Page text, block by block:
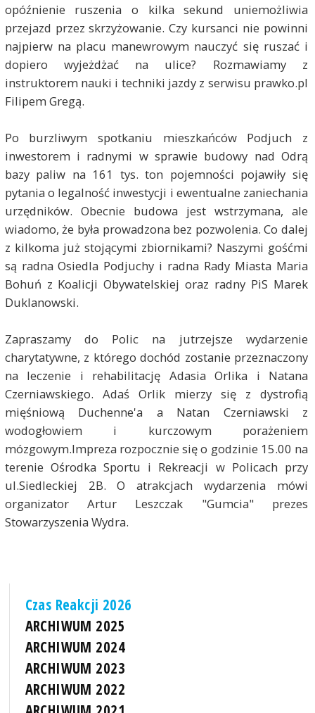
opóźnienie ruszenia o kilka sekund uniemożliwia
przejazd przez skrzyżowanie. Czy kursanci nie powinni
najpierw na placu manewrowym nauczyć się ruszać i
dopiero wyjeżdżać na ulice? Rozmawiamy z
instruktorem nauki i techniki jazdy z serwisu prawko.pl
Filipem Gregą.
Po burzliwym spotkaniu mieszkańców Podjuch z
inwestorem i radnymi w sprawie budowy nad Odrą
bazy paliw na 161 tys. ton pojemności pojawiły się
pytania o legalność inwestycji i ewentualne zaniechania
urzędników. Obecnie budowa jest wstrzymana, ale
wiadomo, że była prowadzona bez pozwolenia. Co dalej
z kilkoma już stojącymi zbiornikami? Naszymi gośćmi
są radna Osiedla Podjuchy i radna Rady Miasta Maria
Bohuń z Koalicji Obywatelskiej oraz radny PiS Marek
Duklanowski.
Zapraszamy do Polic na jutrzejsze wydarzenie
charytatywne, z którego dochód zostanie przeznaczony
na leczenie i rehabilitację Adasia Orlika i Natana
Czerniawskiego. Adaś Orlik mierzy się z dystrofią
mięśniową Duchenne'a a Natan Czerniawski z
wodogłowiem i kurczowym porażeniem
mózgowym.Impreza rozpocznie się o godzinie 15.00 na
terenie Ośrodka Sportu i Rekreacji w Policach przy
ul.Siedleckiej 2B. O atrakcjach wydarzenia mówi
organizator Artur Leszczak "Gumcia" prezes
Stowarzyszenia Wydra.
Czas Reakcji 2026
ARCHIWUM 2025
ARCHIWUM 2024
ARCHIWUM 2023
ARCHIWUM 2022